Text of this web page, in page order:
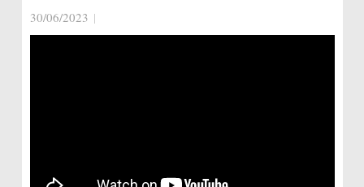
30/06/2023 |